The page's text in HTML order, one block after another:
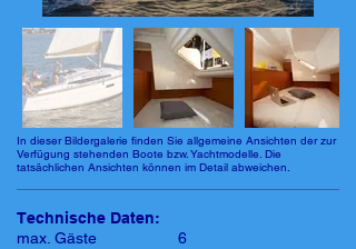
In dieser Bildergalerie finden Sie allgemeine Ansichten der zur
Verfügung stehenden Boote bzw. Yachtmodelle. Die
tatsächlichen Ansichten können im Detail abweichen.
Technische Daten:
max. Gäste
6